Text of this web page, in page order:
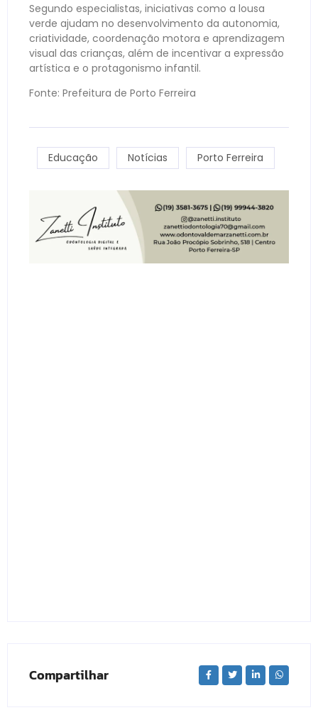
Segundo especialistas, iniciativas como a lousa
verde ajudam no desenvolvimento da autonomia,
criatividade, coordenação motora e aprendizagem
visual das crianças, além de incentivar a expressão
artística e o protagonismo infantil.
Fonte: Prefeitura de Porto Ferreira
Educação Notícias Porto Ferreira
Compartilhar